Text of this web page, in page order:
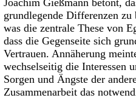
Joachim Gießmann betont,
grundlegende Differenzen zu
was die zentrale These von
dass die Gegenseite sich
Vertrauen. Annäherung
wechselseitig die Interessen
Sorgen und Ängste der
Zusammenarbeit das